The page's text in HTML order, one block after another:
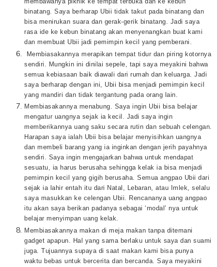
binatang. Saya berharap Ubii tidak takut pada binatang dan
bisa menirukan suara dan gerak-gerik binatang. Jadi saya
rasa ide ke kebun binatang akan menyenangkan buat kami
dan membuat Ubii jadi pemimpin kecil yang pemberani.
Membiasakannya merapikan tempat tidur dan piring kotornya
sendiri. Mungkin ini dinilai sepele, tapi saya meyakini bahwa
semua kebiasaan baik diawali dari rumah dan keluarga. Jadi
saya berharap dengan ini, Ubii bisa menjadi pemimpin kecil
yang mandiri dan tidak tergantung pada orang lain.
Membiasakannya menabung. Saya ingin Ubii bisa belajar
mengatur uangnya sejak ia kecil. Jadi saya ingin
memberikannya uang saku secara rutin dan sebuah celengan.
Harapan saya ialah Ubii bisa belajar menyisihkan uangnya
dan membeli barang yang ia inginkan dengan jerih payahnya
sendiri. Saya ingin mengajarkan bahwa untuk mendapat
sesuatu, ia harus berusaha sehingga kelak ia bisa menjadi
pemimpin kecil yang gigih berusaha. Semua angpao Ubii dari
sejak ia lahir entah itu dari Natal, Lebaran, atau Imlek, selalu
saya masukkan ke celengan Ubii. Rencananya uang angpao
itu akan saya berikan padanya sebagai ‘modal’ nya untuk
belajar menyimpan uang kelak.
Membiasakannya makan di meja makan tanpa ditemani
gadget apapun. Hal yang sama berlaku untuk saya dan suami
juga. Tujuannya supaya di saat makan kami bisa punya
waktu bebas untuk bercerita dan bercanda. Saya meyakini